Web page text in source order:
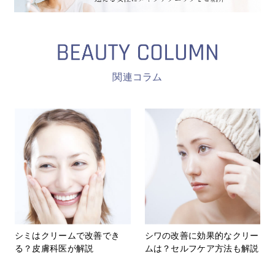
関連コラム
シミはクリームで改善でき
る？皮膚科医が解説
シワの改善に効果的なクリー
ムは？セルフケア方法も解説